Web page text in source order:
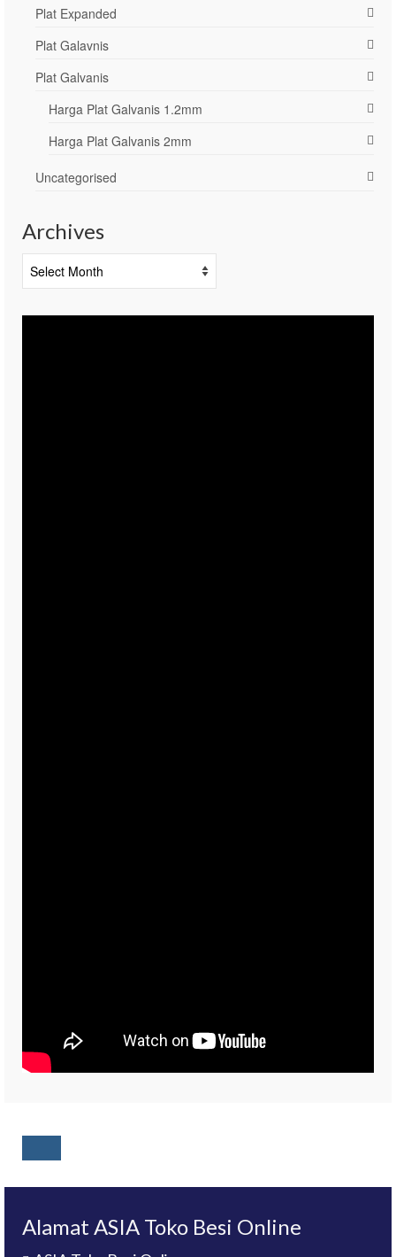
Plat Expanded
Plat Galavnis
Plat Galvanis
Harga Plat Galvanis 1.2mm
Harga Plat Galvanis 2mm
Uncategorised
Archives
Alamat ASIA Toko Besi Online